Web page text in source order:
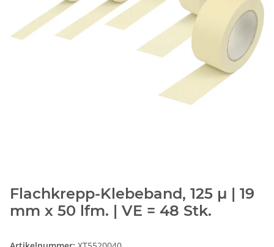
Flachkrepp-Klebeband, 125 µ | 19
mm x 50 lfm. | VE = 48 Stk.